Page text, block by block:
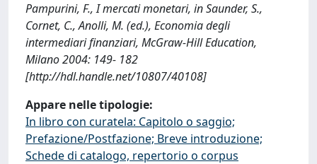
Pampurini, F., I mercati monetari, in Saunder, S.,
Cornet, C., Anolli, M. (ed.), Economia degli
intermediari finanziari, McGraw-Hill Education,
Milano 2004: 149- 182
[http://hdl.handle.net/10807/40108]
Appare nelle tipologie:
In libro con curatela: Capitolo o saggio;
Prefazione/Postfazione; Breve introduzione;
Schede di catalogo, repertorio o corpus